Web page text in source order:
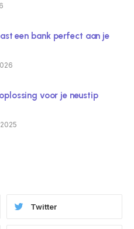
een bank perfect aan je
voor je neustip
Twitter